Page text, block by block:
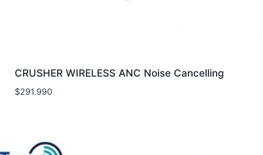
CRUSHER WIRELESS ANC Noise Cancelling
$291.990